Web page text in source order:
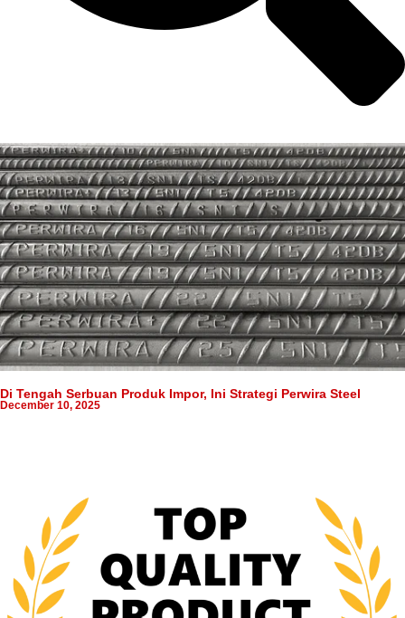
Di Tengah Serbuan Produk Impor, Ini Strategi Perwira Steel
December 10, 2025